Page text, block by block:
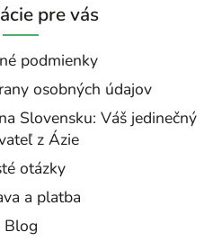
pre vás
podmienky
osobných údajov
Slovensku: Váš jedinečný
z Ázie
otázky
a platba
Blog